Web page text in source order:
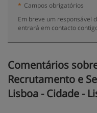
* Campos obrigatórios
Em breve um responsável
entrará em contacto
Comentários
Recrutamento e
Lisboa - Cidade -